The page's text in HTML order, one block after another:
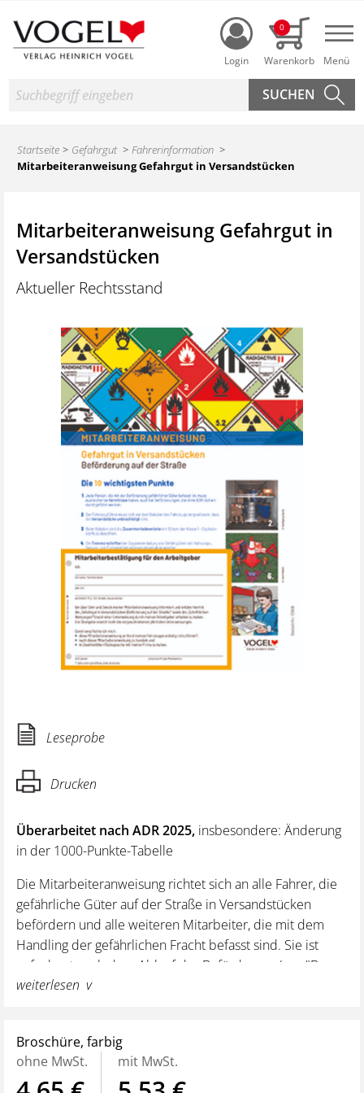
Login
0
Suche
Startseite Gefahrgut
Fahrerinformation
Mitarbeiteranweisung Gefahrgut in Versandstücken
Mitarbeiteranweisung Gefahrgut in
Versandstücken
Aktueller Rechtsstand
Leseprobe
Drucken
Überarbeitet nach ADR 2025, insbesondere: Änderung
in der 1000-Punkte-Tabelle
Die Mitarbeiteranweisung richtet sich an alle Fahrer, die
gefährliche Güter auf der Straße in Versandstücken
befördern und alle weiteren Mitarbeiter, die mit dem
Handling der gefährlichen Fracht befasst sind. Sie ist
aufgebaut nach dem Ablauf der Beförderung (von "Bevor
Sie aufladen" bis "Vor dem Entladen") und enthält das
Klassifizierung von Gefahrgut
Mitzuführende Begleitpapiere
weiterlesen
Broschüre, farbig
ohne MwSt.
mit MwSt.